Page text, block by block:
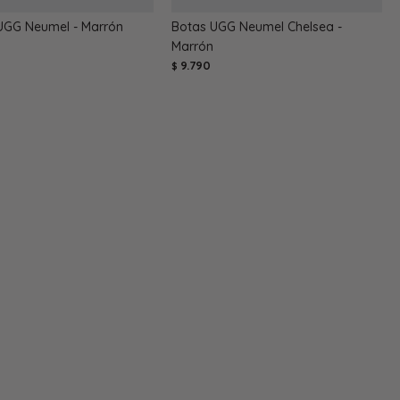
Neumel - Marrón
Botas UGG Neumel Chelsea -
Marrón
$ 9.790